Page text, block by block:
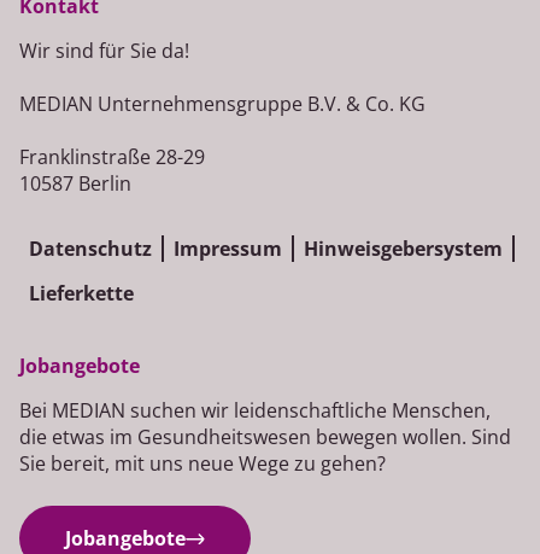
Kontakt
Wir sind für Sie da!
MEDIAN Unternehmensgruppe B.V. & Co. KG
Franklinstraße 28-29
10587 Berlin
Datenschutz Impressum
Hinweisgebersystem
Lieferkette
Jobangebote
Bei MEDIAN suchen wir leidenschaftliche Menschen,
die etwas im Gesundheitswesen bewegen wollen. Sind
Sie bereit, mit uns neue Wege zu gehen?
Jobangebote